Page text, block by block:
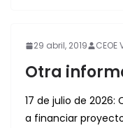
29 abril, 2019
Otra
17 de julio de 2026:
a financiar